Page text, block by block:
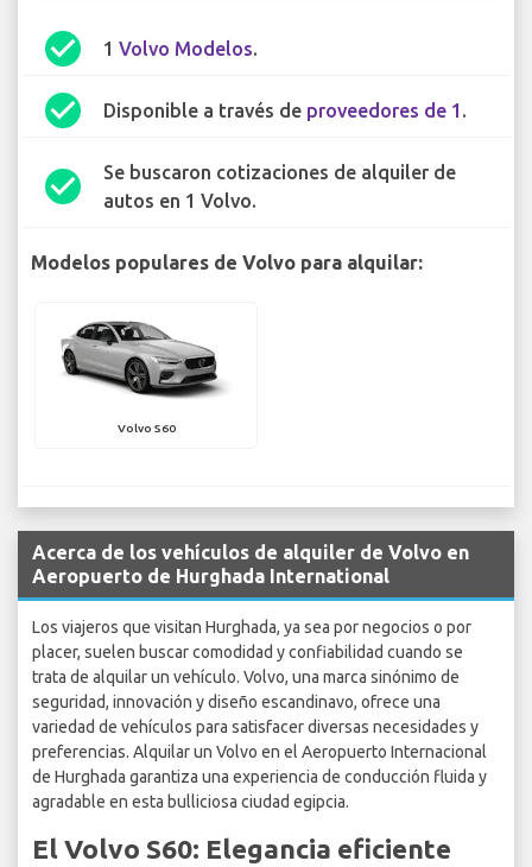
check_circle 1 Volvo Modelos.
check_circle Disponible a través de proveedores de 1 .
check_circle
Se buscaron cotizaciones de alquiler de
autos en 1 Volvo.
Modelos populares de Volvo para alquilar:
Volvo S60
Acerca de los vehículos de alquiler de Volvo en
Aeropuerto de Hurghada International
Los viajeros que visitan Hurghada, ya sea por negocios o por
placer, suelen buscar comodidad y confiabilidad cuando se
trata de alquilar un vehículo. Volvo, una marca sinónimo de
seguridad, innovación y diseño escandinavo, ofrece una
variedad de vehículos para satisfacer diversas necesidades y
preferencias. Alquilar un Volvo en el Aeropuerto Internacional
de Hurghada garantiza una experiencia de conducción fluida y
agradable en esta bulliciosa ciudad egipcia.
El Volvo S60: Elegancia eficiente